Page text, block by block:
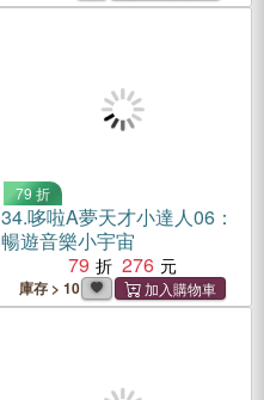
79 折
34.哆啦A夢天才小達人06：
暢遊音樂小宇宙
79
276
庫存 > 10